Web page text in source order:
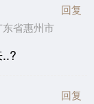
省惠州市
回复
回复